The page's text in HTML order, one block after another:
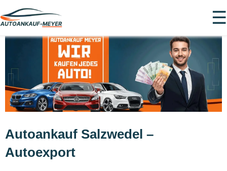
☰
Autoankauf Salzwedel –
Autoexport